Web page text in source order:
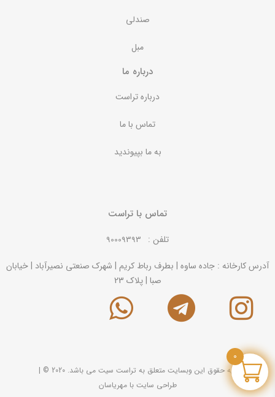
صندلی
مبل
درباره ما
درباره تراست
تماس با ما
به ما بپیوندید
تماس با تراست
تلفن : 90009393
آدرس کارخانه : جاده ساوه | بطرف رباط کریم | شهرک صنعتی نصیرآباد | خیابان
صبا | پلاک 23
کلیه حقوق این وبسایت متعلق به تراست سیت می باشد. 2020 ©
|
طراحی سایت بامهریاسان
0